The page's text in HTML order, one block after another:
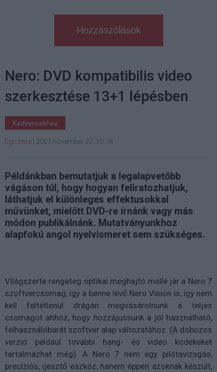
Hozzászólások
Nero: DVD kompatibilis video
szerkesztése 13+1 lépésben
Kedvencekhez
Egri Imre 2007 november 22. 10:18
Példánkban bemutatjuk a legalapvetőbb
vágáson túl, hogy hogyan feliratozhatjuk,
láthatjuk el különleges effektusokkal
művünket, mielőtt DVD-re írnánk vagy más
módon publikálnánk. Mutatványunkhoz
alapfokú angol nyelvismeret sem szükséges.
Világszerte rengeteg optikai meghajtó mellé jár a Nero 7
szoftvercsomag, így a benne lévő Nero Vision is, így nem
kell feltétlenül drágán megvásárolnunk a teljes
csomagot ahhoz, hogy hozzájussunk a jól használható,
felhasználóbarát szoftver alap változatához. (A dobozos
verzió például további hang- és video kodekeket
tartalmazhat még). A Nero 7 nem egy pilótavizsgás,
precíziós, ijesztő eszköz, hanem éppen azoknak készült,